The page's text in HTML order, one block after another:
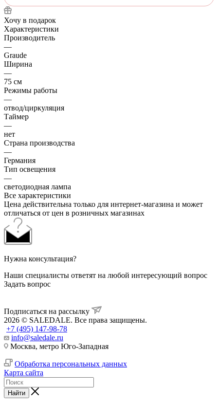
Хочу в подарок
Характеристики
Производитель
—
Graude
Ширина
—
75 см
Режимы работы
—
отвод/циркуляция
Таймер
—
нет
Страна производства
—
Германия
Тип освещения
—
светодиодная лампа
Все характеристики
Цена действительна только для интернет-магазина и может
отличаться от цен в розничных магазинах
Нужна консультация?
Наши специалисты ответят на любой интересующий вопрос
Задать вопрос
Подписаться на рассылку
2026 © SALEDALE. Все права защищены.
+7 (495) 147-98-78
info@saledale.ru
Москва, метро Юго-Западная
Обработка персональных данных
Карта сайта
Найти